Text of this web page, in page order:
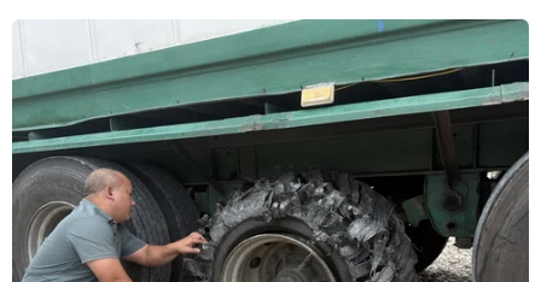
Xác minh bằng cấp của phi công nước
ngoài đang làm việc tại Việt Nam
27/06/2020 07:33